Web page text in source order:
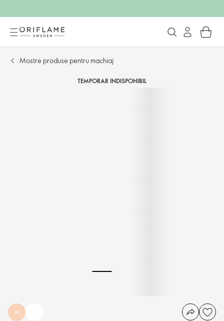
Mostre produse pentru machiaj
TEMPORAR INDISPONIBIL